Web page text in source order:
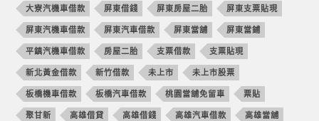
大寮汽機車借款 屏東借錢 屏東房屋二胎 屏東支票貼現
屏東汽機車借款 屏東汽車借款 屏東當舖 屏東當鋪
平鎮汽機車借款 房屋二胎 支票借款 支票貼現
新北黃金借款 新竹借款 未上市 未上市股票
板橋機車借款 板橋汽車借款 桃園當舖免留車 票貼
聚甘新 高雄借貸 高雄借錢 高雄汽車借款 高雄當舖